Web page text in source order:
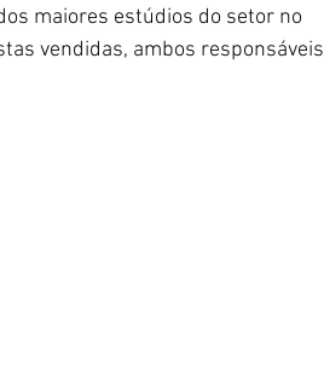
maiores estúdios do setor no
vendidas, ambos responsáveis